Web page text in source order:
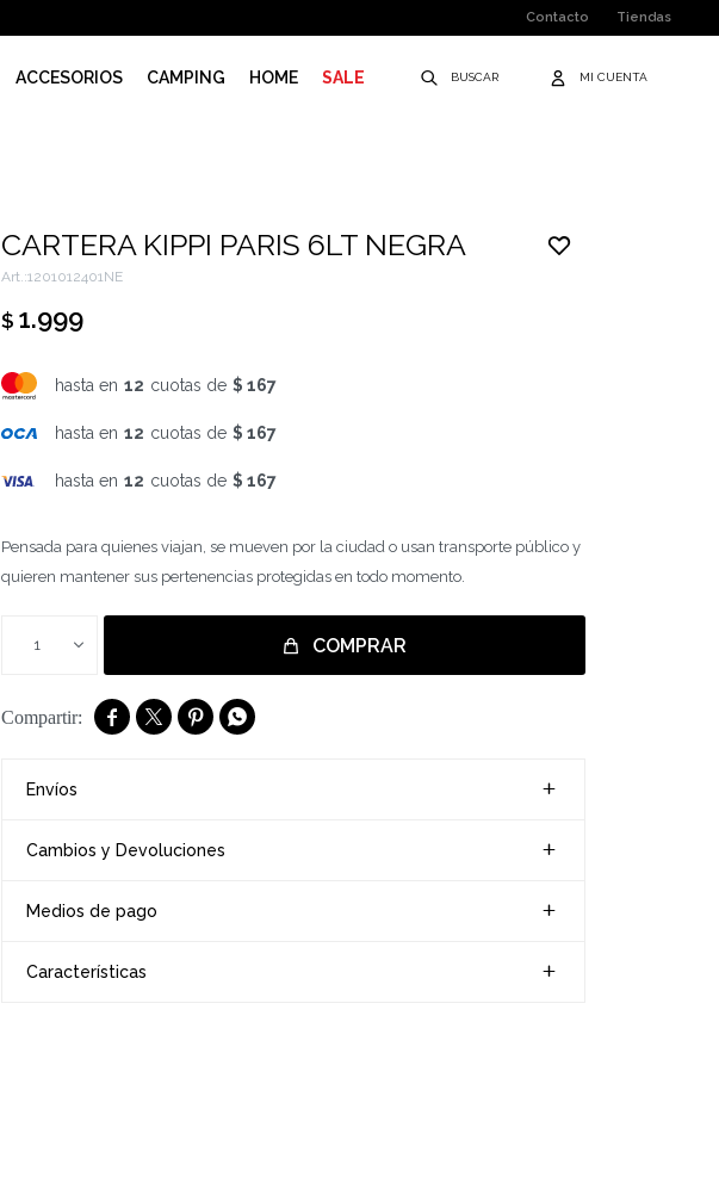
ACCESORIOS CAMPING HOME SALE
Contacto Tiendas
CARTERA KIPPI PARIS 6LT NEGRA
1201012401NE
$ 1.999
hasta en 12 cuotas de $ 167
hasta en 12 cuotas de $ 167
hasta en 12 cuotas de $ 167
Pensada para quienes viajan, se mueven por la ciudad o usan transporte público y
quieren mantener sus pertenencias protegidas en todo momento.
1 COMPRAR
   
Envíos
Cambios y Devoluciones
Medios de pago
Características